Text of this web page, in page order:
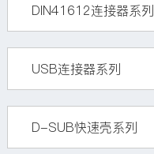
DIN41612连接器系列
USB连接器系列
D-SUB快速壳系列